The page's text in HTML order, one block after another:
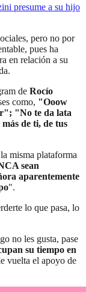
presume a su hijo
pero no por
pues ha
en relación a su
de Rocío
como, "Ooow
"No te da lata
de ti, de tus
misma plataforma
sean
aparentemente
".
lo que pasa, lo
no les gusta, pase
su tiempo en
vuelta el apoyo de